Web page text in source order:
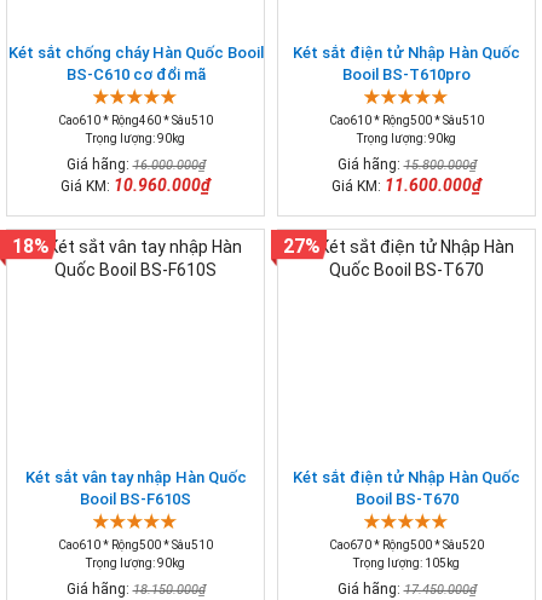
Két sắt chống cháy Hàn Quốc Booil
BS-C610 cơ đổi mã
Cao610 * Rộng460 * Sâu510
Trọng lượng: 90kg
Giá hãng:16.000.000₫
Giá KM: 10.960.000₫
Két sắt điện tử Nhập Hàn Quốc
Booil BS-T610pro
Cao610 * Rộng500 * Sâu510
Trọng lượng: 90kg
Giá hãng:15.800.000₫
Giá KM: 11.600.000₫
Két sắt vân tay nhập Hàn Quốc
Booil BS-F610S
Cao610 * Rộng500 * Sâu510
Trọng lượng: 90kg
Giá hãng:18.150.000₫
18%
Két sắt điện tử Nhập Hàn Quốc
Booil BS-T670
Cao670 * Rộng500 * Sâu520
Trọng lượng: 105kg
Giá hãng:17.450.000₫
27%